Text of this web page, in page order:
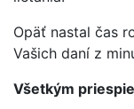
Opäť nastal čas
Vašich daní z
Všetkým